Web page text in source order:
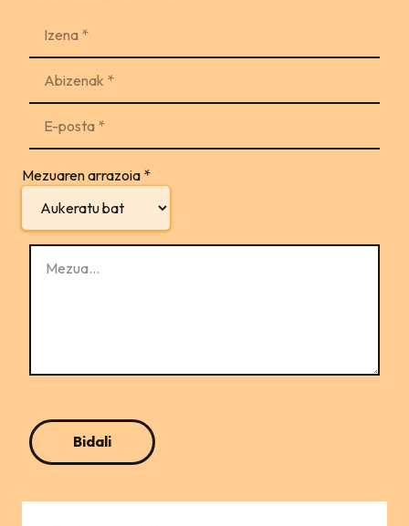
Mezuaren arrazoia *